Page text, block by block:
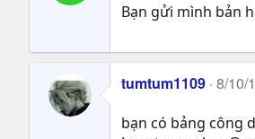
Bạn gửi mình bản
tumtum1109 8/10/
bạn có bảng công